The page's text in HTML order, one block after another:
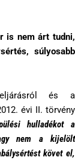
is nem árt tudni,
súlyosabb
eljárásról és a
évi II. törvény
hulladékot a
nem a kijelölt
követ el,